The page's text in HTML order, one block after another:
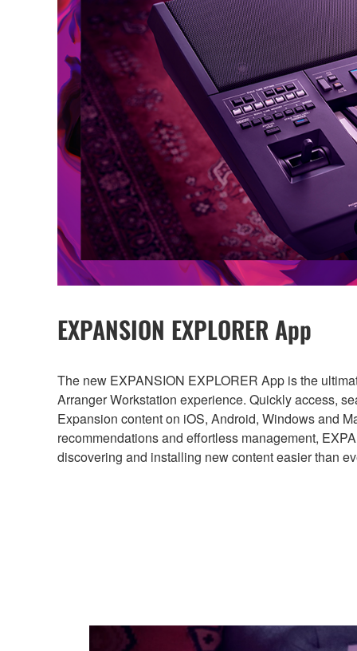
EXPANSION EXPLORER App
The new EXPANSION EXPLORER App is the
Arranger Workstation experience. Quickly access,
Expansion content on iOS, Android, Windows and
recommendations and effortless management,
discovering and installing new content easier than